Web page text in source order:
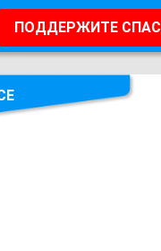
ПОДДЕРЖИТЕ СПАС